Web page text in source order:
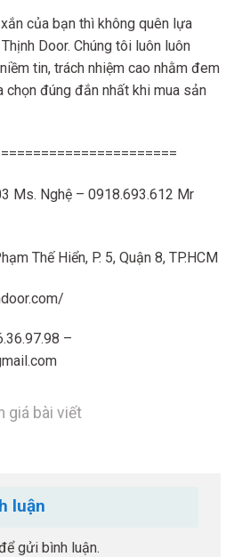
của bạn thì không quên lựa
Door. Chúng tôi luôn luôn
tin, trách nhiệm cao nhằm đem
chọn đúng đắn nhất khi mua sản
Ms. Nghệ – 0918.693.612 Mr
Thế Hiển, P. 5, Quận 8, TP.HCM
–
giá bài viết
luận
gửi bình luận.